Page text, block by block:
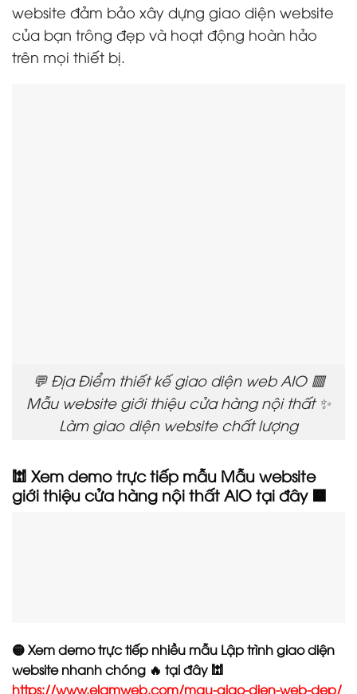
website đảm bảo xây dựng giao diện website
của bạn trông đẹp và hoạt động hoàn hảo
trên mọi thiết bị.
💬 Địa Điểm thiết kế giao diện web AIO 🟥
Mẫu website giới thiệu cửa hàng nội thất ✨
Làm giao diện website chất lượng
🕍 Xem demo trực tiếp mẫu Mẫu website
giới thiệu cửa hàng nội thất AIO tại đây 🟧
🟡 Xem demo trực tiếp nhiều mẫu Lập trình giao diện
website nhanh chóng 🔥 tại đây 🕍
https://www.elamweb.com/mau-giao-dien-web-dep/